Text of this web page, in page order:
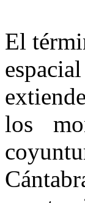
El
los